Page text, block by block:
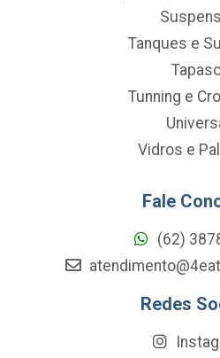
Tanques e
Tunning e
Vidros e
Fale
(62)
Redes